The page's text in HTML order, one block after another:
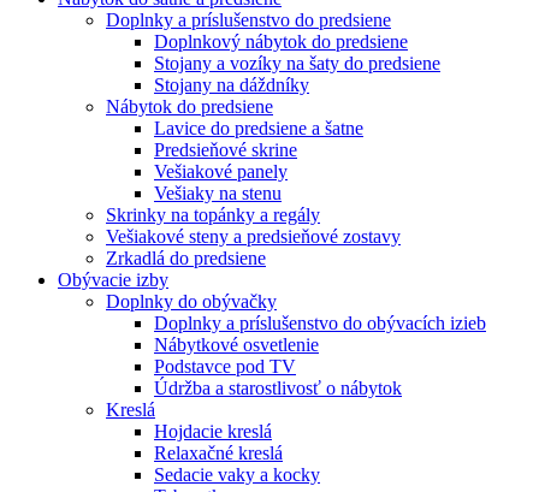
Doplnky a príslušenstvo do predsiene
Doplnkový nábytok do predsiene
Stojany a vozíky na šaty do predsiene
Stojany na dáždníky
Nábytok do predsiene
Lavice do predsiene a šatne
Predsieňové skrine
Vešiakové panely
Vešiaky na stenu
Skrinky na topánky a regály
Vešiakové steny a predsieňové zostavy
Zrkadlá do predsiene
Obývacie izby
Doplnky do obývačky
Doplnky a príslušenstvo do obývacích izieb
Nábytkové osvetlenie
Podstavce pod TV
Údržba a starostlivosť o nábytok
Kreslá
Hojdacie kreslá
Relaxačné kreslá
Sedacie vaky a kocky